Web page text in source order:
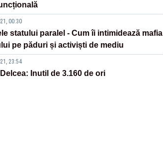
00:30
statului paralel - Cum îi intimidează mafia
pe păduri și activiști de mediu
23:54
Inutil de 3.160 de ori